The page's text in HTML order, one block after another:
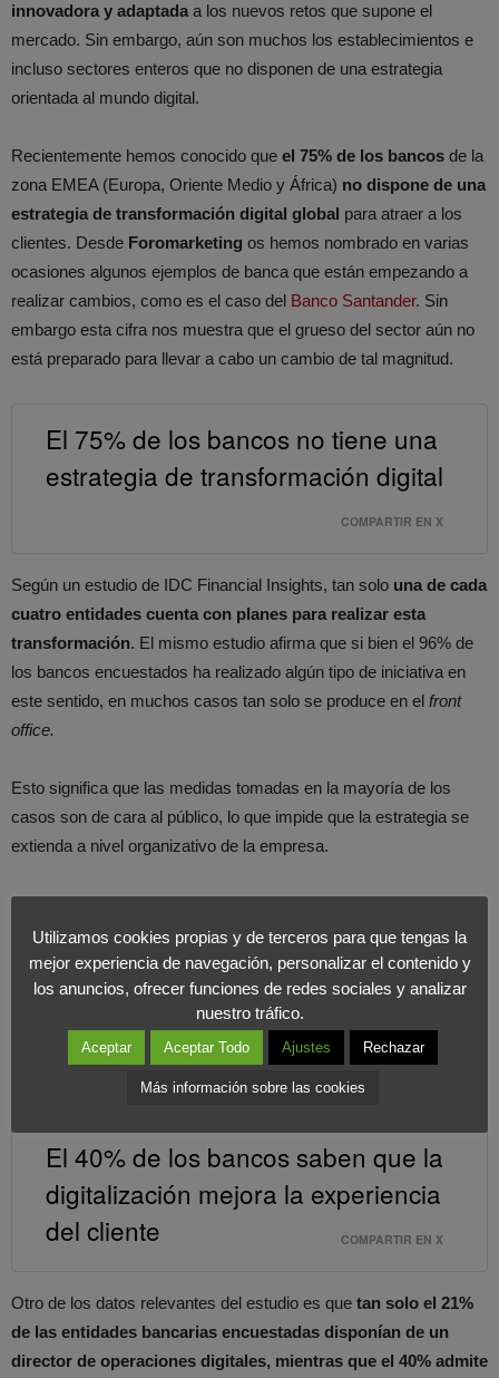
innovadora y adaptadaa los nuevos retos que supone el
mercado. Sin embargo, aún son muchos los establecimientos e
incluso sectores enteros que no disponen de una estrategia
orientada al mundo digital.
Recientemente hemos conocido que el 75% de los bancos de la
zona EMEA (Europa, Oriente Medio y África) no dispone de una
estrategia de transformación digital global para atraer a los
clientes. Desde Foromarketing os hemos nombrado en varias
ocasiones algunos ejemplos de banca que están empezando a
realizar cambios, como es el caso del Banco Santander. Sin
embargo esta cifra nos muestra que el grueso del sector aún no
está preparado para llevar a cabo un cambio de tal magnitud.
El 75% de los bancos no tiene una
estrategia de transformación digital
COMPARTIR EN X
Según un estudio de IDC Financial Insights, tan solo una de cada
cuatro entidades cuenta con planes para realizar esta
transformación. El mismo estudio afirma que si bien el 96% de
los bancos encuestados ha realizado algún tipo de iniciativa en
este sentido, en muchos casos tan solo se produce en el front
office.
Esto significa que las medidas tomadas en la mayoría de los
casos son de cara al público, lo que impide que la estrategia se
extienda a nivel organizativo de la empresa.
Afortunadamente existen cada vez más empresas dedicadas en
su totalidad a ayudar a sus clientes a mantener una clara ventaja
competitiva en el mercado. Gracias a la transformación digital,
casos de éxito y aportando talento e innovación, empresas como
se han vuelto indispensables para
conseguir que estas empresas o sectores alcancen sus
El 40% de los bancos saben que la
digitalización mejora la experiencia
del cliente
COMPARTIR EN X
Otro de los datos relevantes del estudio es que tan solo el 21%
de las entidades bancarias encuestadas disponían de un
director de operaciones digitales, mientras que el 40% admite
Utilizamos cookies propias y de terceros para que tengas la
mejor experiencia de navegación, personalizar el contenido y
los anuncios, ofrecer funciones de redes sociales y analizar
nuestro tráfico.
Aceptar Aceptar Todo Ajustes Rechazar
Más información sobre las cookies